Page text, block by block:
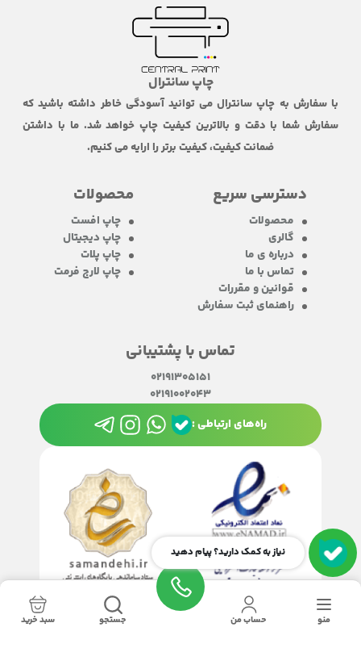
چاپ سانترال
با سفارش به چاپ سانترال می توانید آسودگی خاطر داشته باشید که
سفارش شما با دقت و بالاترین کیفیت چاپ خواهد شد. ما با داشتن
ضمانت کیفیت، کیفیت برتر را ارایه می کنیم.
دسترسی سریع
محصولات
گالری
درباره ی ما
تماس با ما
قوانین و مقررات
راهنمای ثبت سفارش
محصولات
چاپ افست
چاپ دیجیتال
چاپ پلات
چاپ لارج فرمت
تماس با پشتیبانی
02191305151
02191002043
راه‌های ارتباطی :
نیاز به کمک دارید؟ پیام دهید
منو حساب من جستجو سبد خرید